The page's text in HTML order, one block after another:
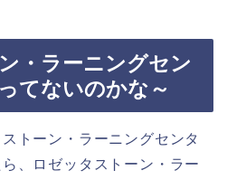
・ラーニングセン
てないのかな～
トーン・ラーニングセンタ
、ロゼッタストーン・ラー